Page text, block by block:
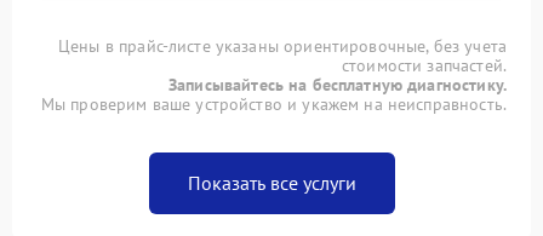
Цены в прайс-листе указаны ориентировочные, без учета
стоимости запчастей.
Записывайтесь на бесплатную диагностику.
Мы проверим ваше устройство и укажем на неисправность.
Показать все услуги